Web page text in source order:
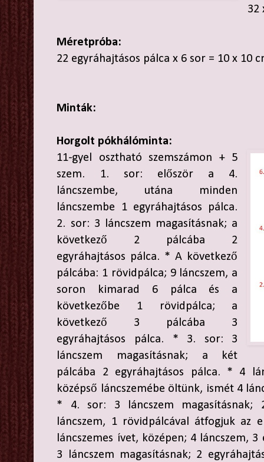
32
Méretpróba:
22 egyráhajtásos pálca x 6 sor = 10 x 10
Minták:
Horgolt pókhálóminta:
11-gyel osztható szemszámon + 5
szem. 1. sor: először a 4.
láncszembe, utána minden
láncszembe 1 egyráhajtásos pálca.
2. sor: 3 láncszem magasításnak; a
következő 2 pálcába 2
egyráhajtásos pálca. * A következő
pálcába: 1 rövidpálca; 9 láncszem, a
soron kimarad 6 pálca és a
következőbe 1 rövidpálca; a
következő 3 pálcába 3
egyráhajtásos pálca. * 3. sor: 3
láncszem magasításnak; a két
pálcába 2 egyráhajtásos pálca. * 4
középső láncszemébe öltünk, ismét 4
* 4. sor: 3 láncszem magasításnak;
láncszem, 1 rövidpálcával átfogjuk az
láncszemes ívet, középen; 4 láncszem,
3 láncszem magasításnak; 2